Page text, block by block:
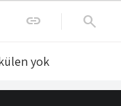
link search
yok